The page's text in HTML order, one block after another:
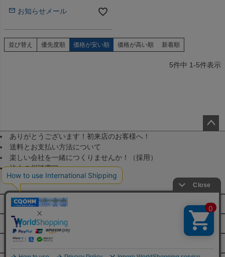
お知らせメール
並び替え 優先度順 価格が安い順 価格が高い順 新着順
5件中 1-5件表示
ありがとうございます！初来店のお客様へ！
送料とお支払い方法について
楽しい会社を一緒につくりませんか！（採用）
法人の相談窓口
メールマガジン登録
FAQ・お問い合わせ
特定商取引法に基づく表示